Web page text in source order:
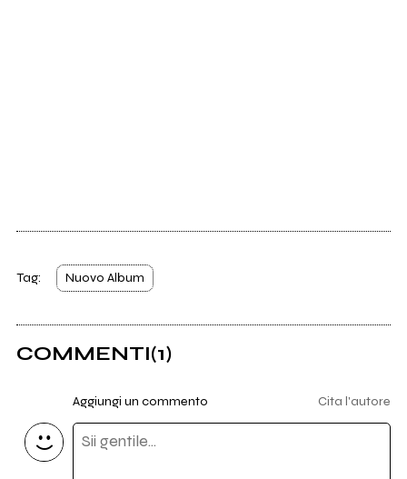
Tag: Nuovo Album
COMMENTI(1)
Aggiungi un commento Cita l'autore